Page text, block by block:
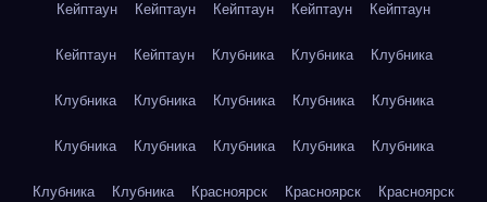
Кейптаун Кейптаун Кейптаун Кейптаун Кейптаун
Кейптаун Кейптаун Клубника Клубника Клубника
Клубника Клубника Клубника Клубника Клубника
Клубника Клубника Клубника Клубника Клубника
Клубника Клубника Красноярск Красноярск Красноярск